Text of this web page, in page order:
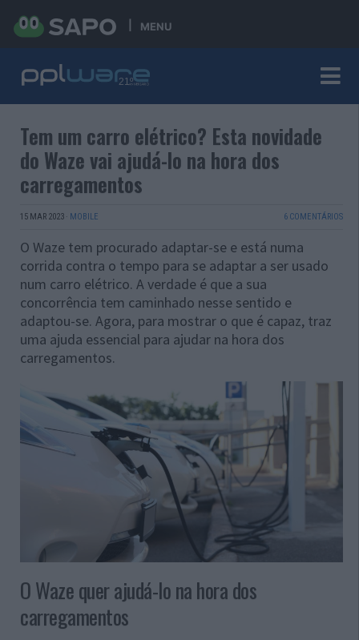
MENU
Tem um carro elétrico? Esta novidade
do Waze vai ajudá-lo na hora dos
carregamentos
15 MAR 2023 · MOBILE 6 COMENTÁRIOS
O Waze tem procurado adaptar-se e está numa
corrida contra o tempo para se adaptar a ser usado
num carro elétrico. A verdade é que a sua
concorrência tem caminhado nesse sentido e
adaptou-se. Agora, para mostrar o que é capaz, traz
uma ajuda essencial para ajudar na hora dos
carregamentos.
O Waze quer ajudá-lo na hora dos
carregamentos